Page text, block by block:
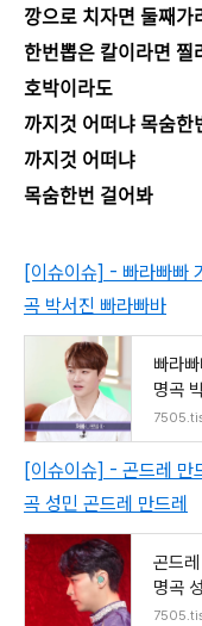
깡으로 치자면 둘째가
한번뽑은 칼이라면 찔
호박이라도
까지것 어떠냐 목숨한
까지것 어떠냐
목숨한번 걸어봐
[이슈이슈] - 빠라빠빠
곡 박서진 빠라빠바
빠라
명곡
[이슈이슈] - 곤드레 만
곡 성민 곤드레 만드레
곤드
명곡